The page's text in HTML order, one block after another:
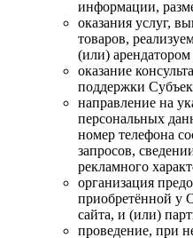
информации,
оказания услуг,
товаров,
(или)
оказание
поддержки
направление на
персональных
номер телефона
запросов,
рекламного
организация
приобретённой у
сайта, и (или)
проведение, при